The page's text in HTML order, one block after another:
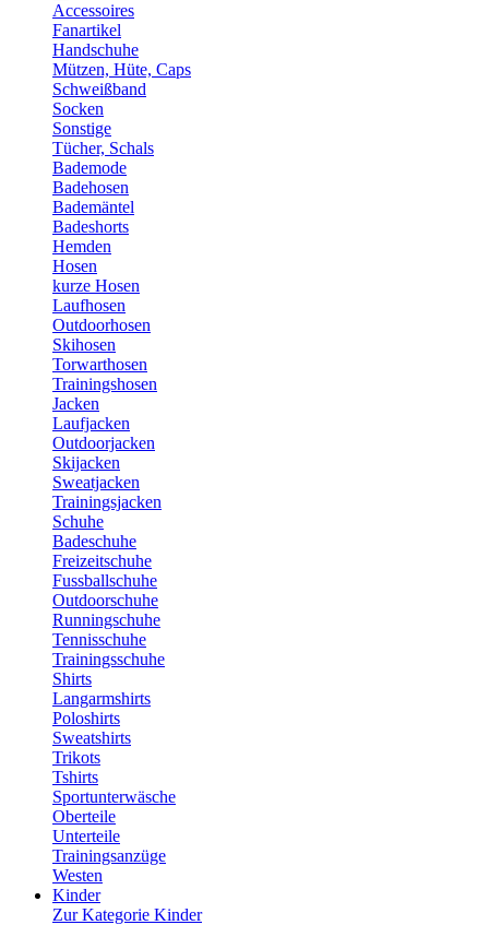
Accessoires
Fanartikel
Handschuhe
Mützen, Hüte, Caps
Schweißband
Socken
Sonstige
Tücher, Schals
Bademode
Badehosen
Bademäntel
Badeshorts
Hemden
Hosen
kurze Hosen
Laufhosen
Outdoorhosen
Skihosen
Torwarthosen
Trainingshosen
Jacken
Laufjacken
Outdoorjacken
Skijacken
Sweatjacken
Trainingsjacken
Schuhe
Badeschuhe
Freizeitschuhe
Fussballschuhe
Outdoorschuhe
Runningschuhe
Tennisschuhe
Trainingsschuhe
Shirts
Langarmshirts
Poloshirts
Sweatshirts
Trikots
Tshirts
Sportunterwäsche
Oberteile
Unterteile
Trainingsanzüge
Westen
Kinder
Zur Kategorie Kinder